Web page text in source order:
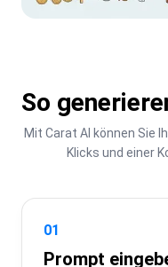
So
Mit Carat AI können Sie
Klicks und einer
01
Prompt